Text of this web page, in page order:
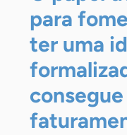
para
ter uma